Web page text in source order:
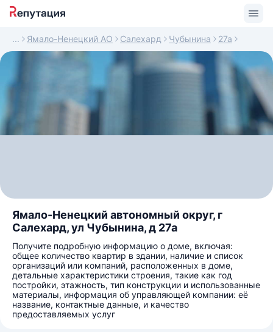
Ямало-Ненецкий АО Салехард Чубынина 27а
Ямало-Ненецкий автономный округ, г
Салехард, ул Чубынина, д 27а
Получите подробную информацию о доме, включая:
общее количество квартир в здании, наличие и список
организаций или компаний, расположенных в доме,
детальные характеристики строения, такие как год
постройки, этажность, тип конструкции и использованные
материалы, информация об управляющей компании: её
название, контактные данные, и качество
предоставляемых услуг